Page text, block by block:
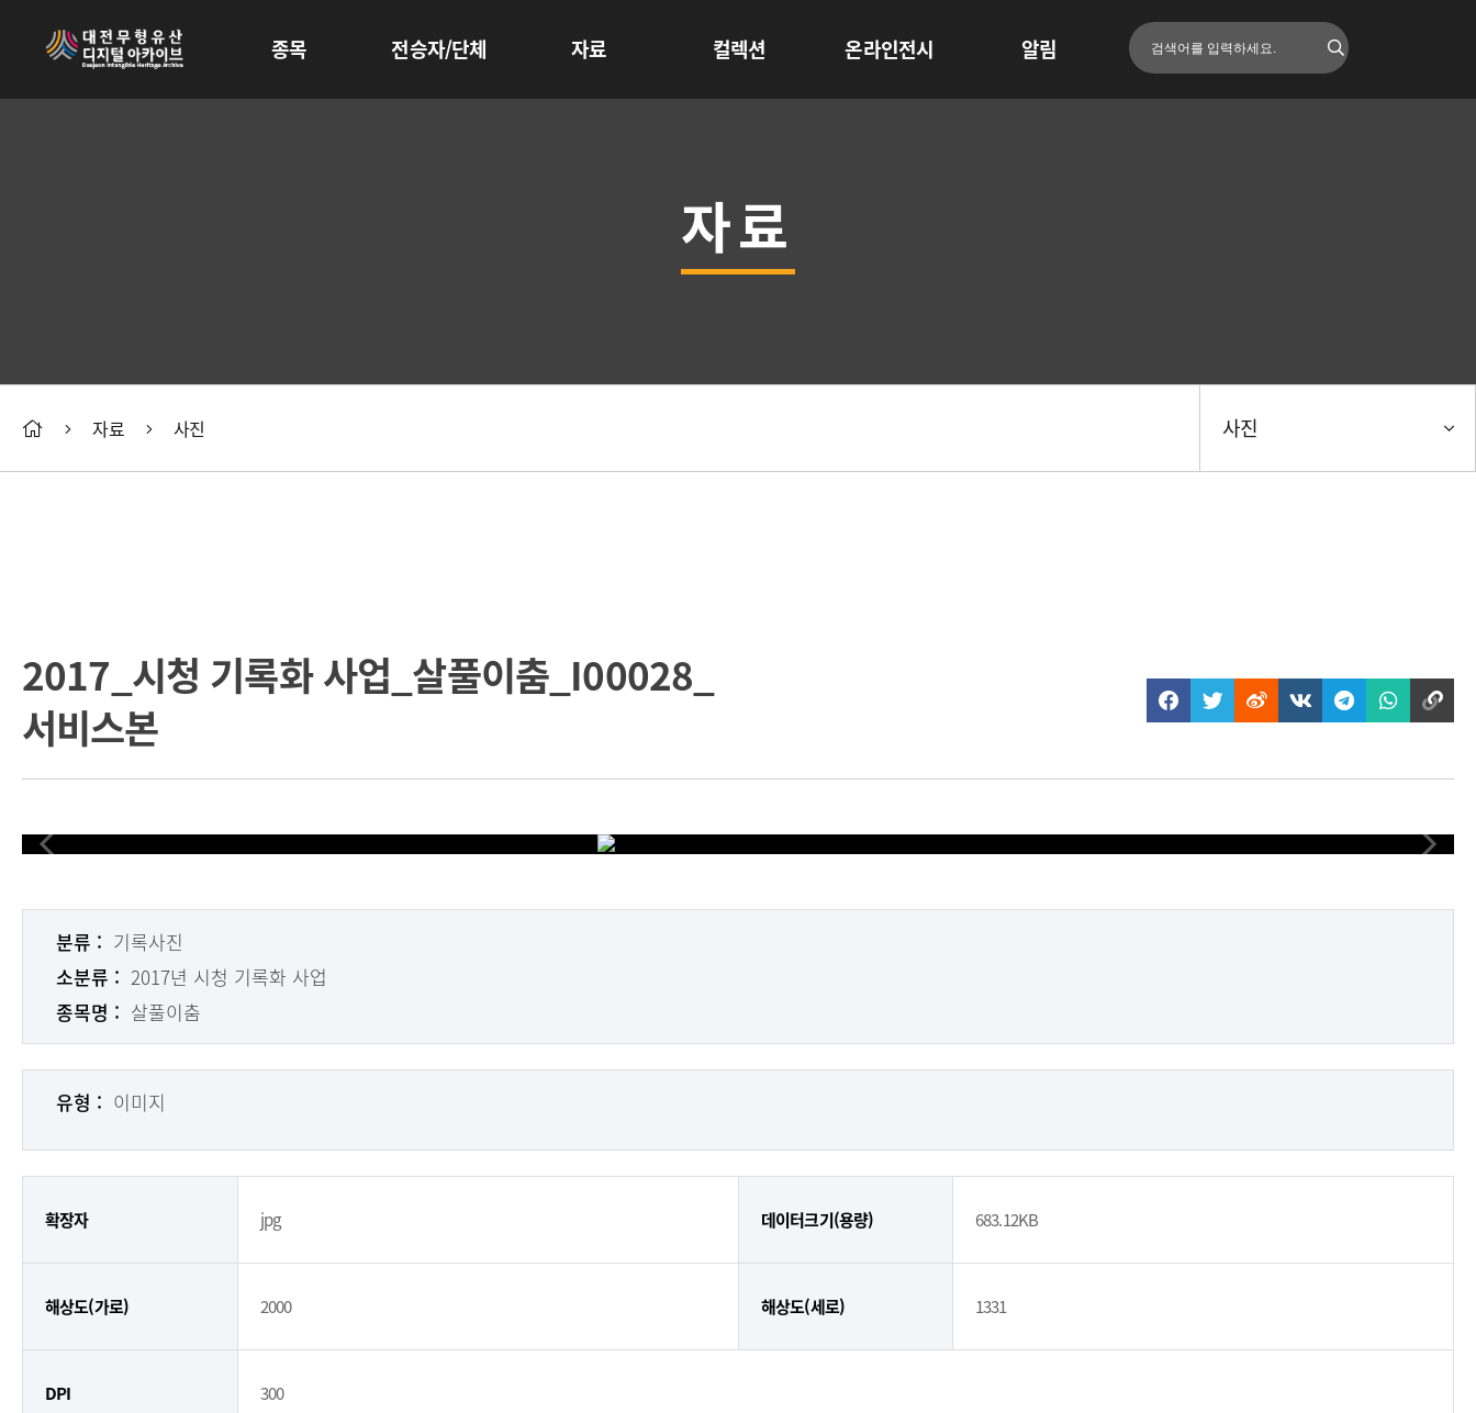
종목 전승자/단체 자료 컬렉션 온라인전시 알림
자료
사진
자료 사진
2017_시청 기록화 사업_살풀이춤_I00028_
서비스본
분류 : 기록사진
소분류 : 2017년 시청 기록화 사업
종목명 : 살풀이춤
유형 : 이미지
확장자 jpg 데이터크기(용량) 683.12KB
해상도(가로) 2000 해상도(세로) 1331
DPI 300